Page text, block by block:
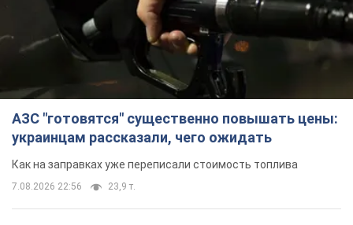
АЗС "готовятся" существенно повышать цены:
украинцам рассказали, чего ожидать
Как на заправках уже переписали стоимость топлива
7.08.2026 22:56 23,9 т.